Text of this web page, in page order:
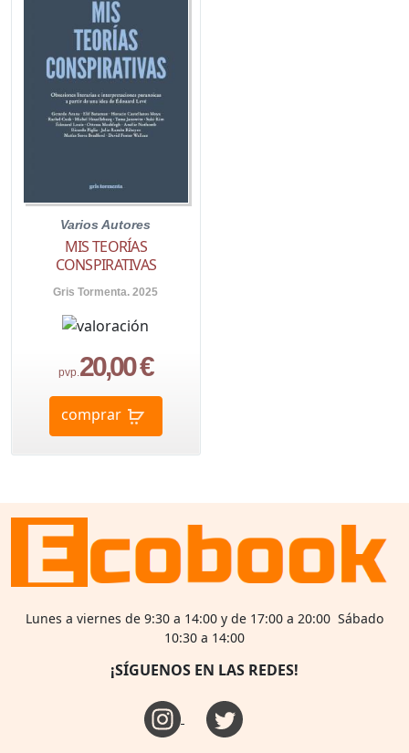
Varios Autores
MIS TEORÍAS
CONSPIRATIVAS
Gris Tormenta. 2025
pvp.20,00 €
comprar
Lunes a viernes de 9:30 a 14:00 y de 17:00 a 20:00 Sábado
10:30 a 14:00
¡SÍGUENOS EN LAS REDES!